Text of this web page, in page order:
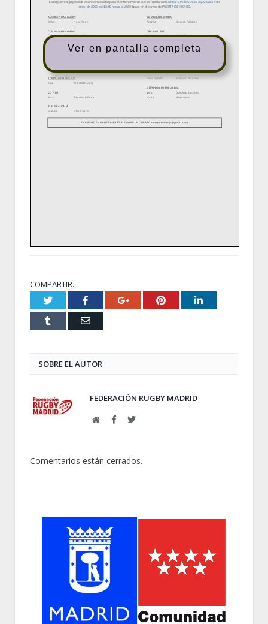
Ver en pantalla completa
COMPARTIR.
Twitter Facebook Google+ Pinterest LinkedIn
Email
SOBRE EL AUTOR
FEDERACIÓN RUGBY MADRID
WebFacebookTwitter
Comentarios están cerrados.